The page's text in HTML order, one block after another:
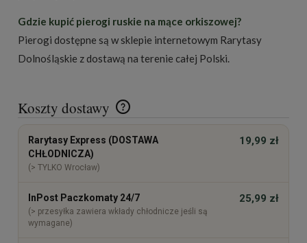
Gdzie kupić pierogi ruskie na mące orkiszowej?
Pierogi dostępne są w sklepie internetowym Rarytasy
Dolnośląskie z dostawą na terenie całej Polski.
Koszty dostawy
Cena nie zawiera ewentualnych kosztów płatności
Rarytasy Express (DOSTAWA
CHŁODNICZA)
(> TYLKO Wrocław)
19,99 zł
InPost Paczkomaty 24/7
(> przesyłka zawiera wkłady chłodnicze jeśli są
wymagane)
25,99 zł